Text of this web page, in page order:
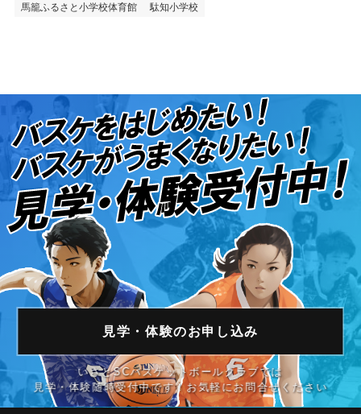
馬籠ふるさと小学校体育館
駄知小学校
見学・体験のお申し込み
いさとSCバスケットボールクラブでは
見学・体験随時受付中です！お気軽にお問合せください